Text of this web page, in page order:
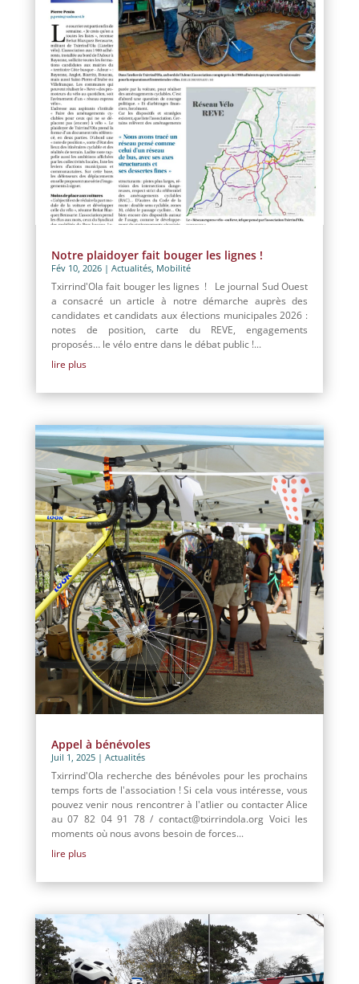
Notre plaidoyer fait bouger les lignes !
Fév 10, 2026| Actualités, Mobilité
Txirrind'Ola fait bouger les lignes ! Le journal Sud Ouest
a consacré un article à notre démarche auprès des
candidates et candidats aux élections municipales 2026 :
notes de position, carte du REVE, engagements
proposés… le vélo entre dans le débat public !...
lire plus
Appel à bénévoles
Juil 1, 2025| Actualités
Txirrind'Ola recherche des bénévoles pour les prochains
temps forts de l'association ! Si cela vous intéresse, vous
pouvez venir nous rencontrer à l'atlier ou contacter Alice
au 07 82 04 91 78 / contact@txirrindola.org Voici les
moments où nous avons besoin de forces...
lire plus